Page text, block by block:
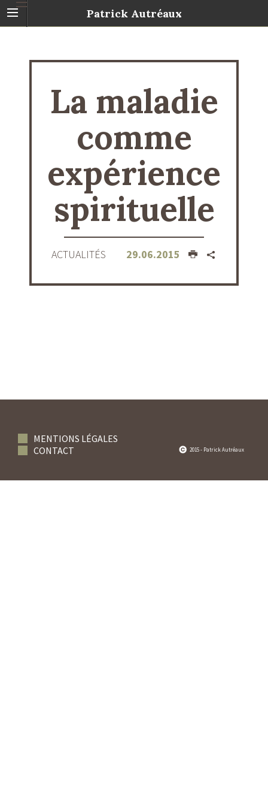
Patrick Autréaux
La maladie
comme
expérience
spirituelle
ACTUALITÉS 29.06.2015
2015 - Patrick Autréaux
MENTIONS LÉGALES
CONTACT